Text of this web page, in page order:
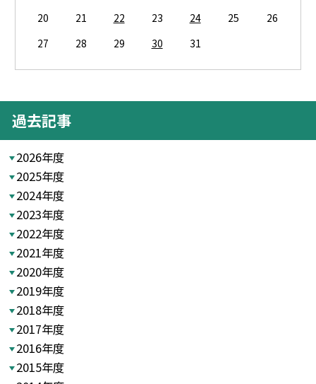
20
21 22 23 24 25
26
27
28 29 30 31
過去記事
2026年度
2025年度
2024年度
2023年度
2022年度
2021年度
2020年度
2019年度
2018年度
2017年度
2016年度
2015年度